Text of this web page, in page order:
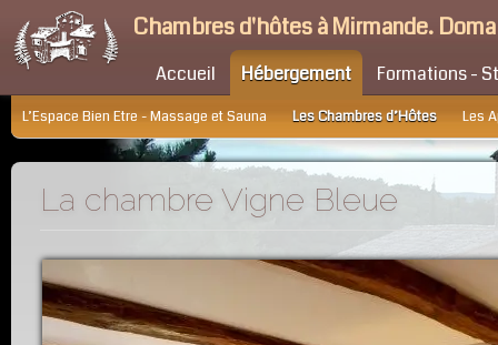
Chambres d'hôtes à Mirmande.
Accueil Hébergement Formations -
L’Espace Bien Etre - Massage et Sauna Les Chambres d’Hôtes Les
La chambre Vigne Bleue